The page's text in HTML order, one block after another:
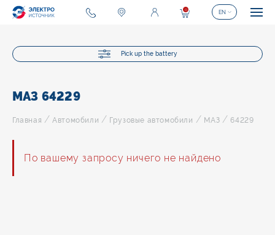
Pick up the battery
МАЗ 64229
Главная /Автомобили / Грузовые автомобили / МАЗ /64229
По вашему запросу ничего не найдено
0 EN